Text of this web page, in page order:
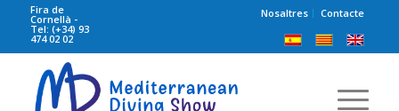
Nosaltres Contacte
Fira de
Cornellà -
Tel: (+34) 93
474 02 02